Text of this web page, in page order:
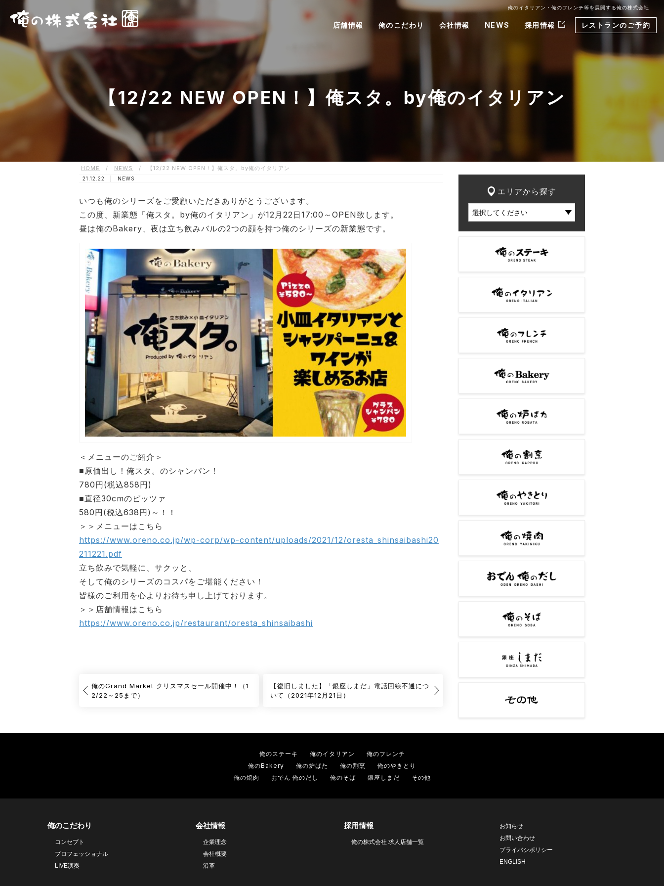
俺のイタリアン・俺のフレンチ等を展開する俺の株式会社
店舗情報 俺のこだわり 会社情報 NEWS 採用情報 レストランのご予約
【12/22 NEW OPEN！】俺スタ。by俺のイタリアン
HOME / NEWS / 【12/22 NEW OPEN！】俺スタ。by俺のイタリアン
21.12.22 | NEWS
いつも俺のシリーズをご愛顧いただきありがとうございます。
この度、新業態「俺スタ。by俺のイタリアン」が12月22日17:00～OPEN致します。
昼は俺のBakery、夜は立ち飲みバルの2つの顔を持つ俺のシリーズの新業態です。
＜メニューのご紹介＞
■原価出し！俺スタ。のシャンパン！
780円(税込858円)
■直径30cmのピッツァ
580円(税込638円)～！！
＞＞メニューはこちら
https://www.oreno.co.jp/wp-corp/wp-content/uploads/2021/12/oresta_shinsaibashi20
211221.pdf
立ち飲みで気軽に、サクッと、
そして俺のシリーズのコスパをご堪能ください！
皆様のご利用を心よりお待ち申し上げております。
＞＞店舗情報はこちら
https://www.oreno.co.jp/restaurant/oresta_shinsaibashi
俺のGrand Market クリスマスセール開催中！（1
2/22～25まで）
【復旧しました】「銀座しまだ」電話回線不通につ
いて（2021年12月21日）
エリアから探す
俺のステーキ 俺のイタリアン
俺のフレンチ
俺のBakery
俺の炉ばた 俺の割烹
俺のやきとり
俺の焼肉
おでん 俺のだし 俺のそば 銀座しまだ その他
俺のこだわり
コンセプト
プロフェッショナル
LIVE演奏
会社情報
企業理念
会社概要
沿革
採用情報
俺の株式会社 求人店舗一覧
お知らせ
お問い合わせ
プライバシポリシー
ENGLISH